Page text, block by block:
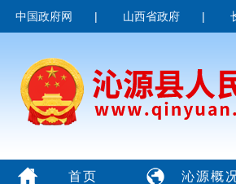
中国政府网 | 山西省政府 |
首页 沁源概